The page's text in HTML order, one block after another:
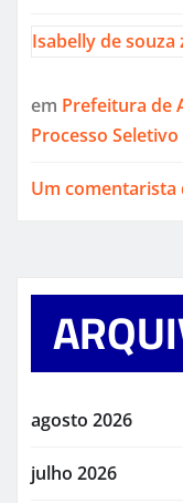
Isabelly de
em Prefeitura de
Processo
Um comentarista
agosto 2026
julho 2026